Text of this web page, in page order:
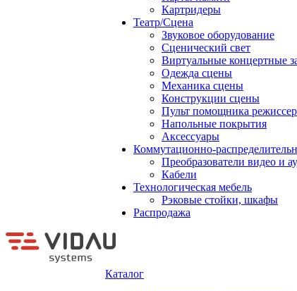
Картридеры
Театр/Сцена
Звуковое оборудование
Сценический свет
Виртуальные концертные
Одежда сцены
Механика сцены
Конструкции сцены
Пульт помощника
Напольные покрытия
Аксессуары
Коммутационно-
Преобразователи видео и
Кабели
Технологическая мебель
Рэковые стойки, шкафы
Распродажа
Каталог